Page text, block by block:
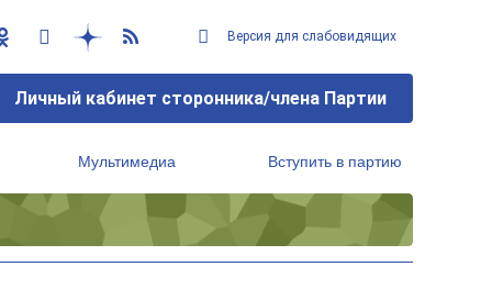
Версия для слабовидящих
Личный кабинет сторонника/члена Партии
Мультимедиа Вступить в партию